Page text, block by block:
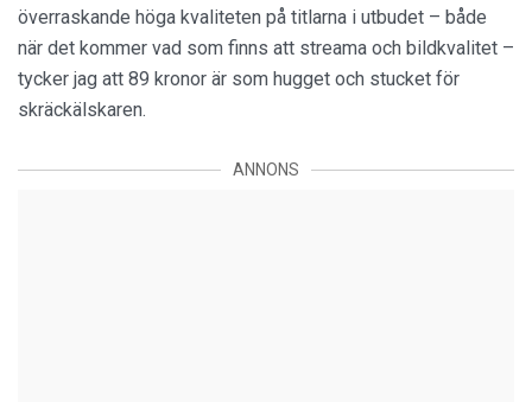
överraskande höga kvaliteten på titlarna i utbudet – både
när det kommer vad som finns att streama och bildkvalitet –
tycker jag att 89 kronor är som hugget och stucket för
skräckälskaren.
ANNONS